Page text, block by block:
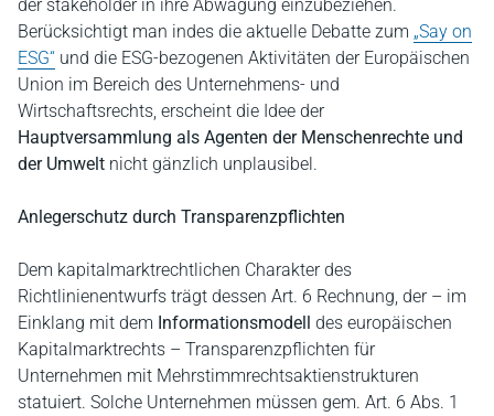
der stakeholder in ihre Abwägung einzubeziehen.
Berücksichtigt man indes die aktuelle Debatte zum „Say on
ESG“ und die ESG-bezogenen Aktivitäten der Europäischen
Union im Bereich des Unternehmens- und
Wirtschaftsrechts, erscheint die Idee der
Hauptversammlung als Agenten der Menschenrechte und
der Umwelt nicht gänzlich unplausibel.
Anlegerschutz durch Transparenzpflichten
Dem kapitalmarktrechtlichen Charakter des
Richtlinienentwurfs trägt dessen Art. 6 Rechnung, der – im
Einklang mit dem Informationsmodell des europäischen
Kapitalmarktrechts – Transparenzpflichten für
Unternehmen mit Mehrstimmrechtsaktienstrukturen
statuiert. Solche Unternehmen müssen gem. Art. 6 Abs. 1